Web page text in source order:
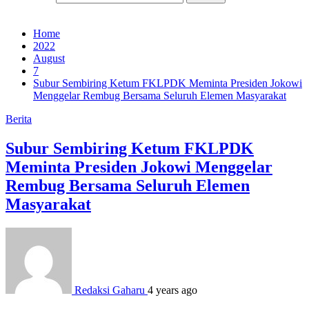
Home
2022
August
7
Subur Sembiring Ketum FKLPDK Meminta Presiden Jokowi
Menggelar Rembug Bersama Seluruh Elemen Masyarakat
Berita
Subur Sembiring Ketum FKLPDK
Meminta Presiden Jokowi Menggelar
Rembug Bersama Seluruh Elemen
Masyarakat
Redaksi Gaharu 4 years ago